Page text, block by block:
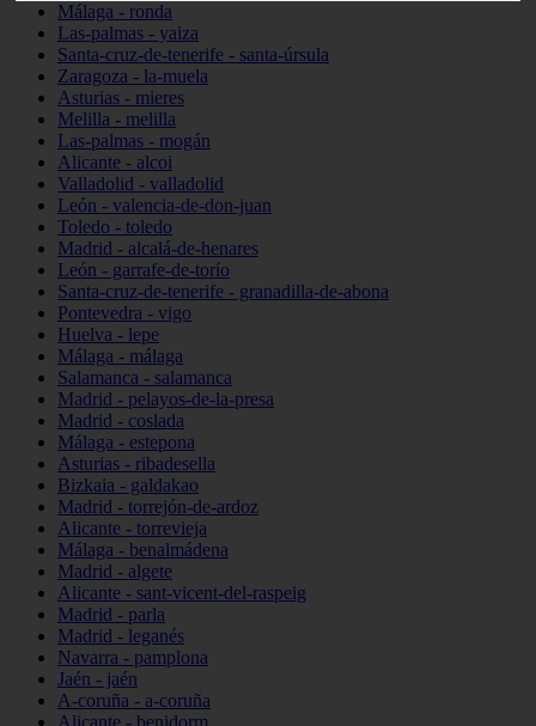
Málaga - ronda
Las-palmas - yaiza
Santa-cruz-de-tenerife - santa-úrsula
Zaragoza - la-muela
Asturias - mieres
Melilla - melilla
Las-palmas - mogán
Alicante - alcoi
Valladolid - valladolid
León - valencia-de-don-juan
Toledo - toledo
Madrid - alcalá-de-henares
León - garrafe-de-torío
Santa-cruz-de-tenerife - granadilla-de-abona
Pontevedra - vigo
Huelva - lepe
Málaga - málaga
Salamanca - salamanca
Madrid - pelayos-de-la-presa
Madrid - coslada
Málaga - estepona
Asturias - ribadesella
Bizkaia - galdakao
Madrid - torrejón-de-ardoz
Alicante - torrevieja
Málaga - benalmádena
Madrid - algete
Alicante - sant-vicent-del-raspeig
Madrid - parla
Madrid - leganés
Navarra - pamplona
Jaén - jaén
A-coruña - a-coruña
Alicante - benidorm